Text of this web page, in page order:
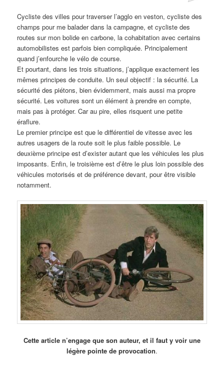
Cycliste des villes pour traverser l’agglo en veston, cycliste des
champs pour me balader dans la campagne, et cycliste des
routes sur mon bolide en carbone, la cohabitation avec certains
automobilistes est parfois bien compliquée. Principalement
quand j’enfourche le vélo de course.
Et pourtant, dans les trois situations, j’applique exactement les
mêmes principes de conduite. Un seul objectif : la sécurité. La
sécurité des piétons, bien évidemment, mais aussi ma propre
sécurité. Les voitures sont un élément à prendre en compte,
mais pas à protéger. Car au pire, elles risquent une petite
éraflure.
Le premier principe est que le différentiel de vitesse avec les
autres usagers de la route soit le plus faible possible. Le
deuxième principe est d’exister autant que les véhicules les plus
imposants. Enfin, le troisième est d’être le plus loin possible des
véhicules motorisés et de préférence devant, pour être visible
notamment.
Cette article n’engage que son auteur, et il faut y voir une
légère pointe de provocation.